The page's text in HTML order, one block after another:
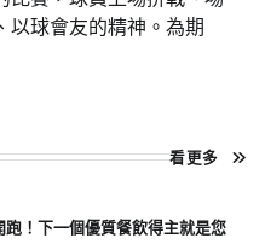
以球會友的精神。為期
看更多
！下一個優質餐飲得主就是您